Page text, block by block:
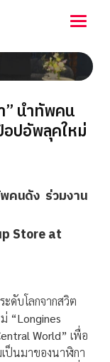
” นำทัพคน
ปอัพลุคใหม่
คนดัง ร่วมงาน
Store at
ดับโลกจากสวิต
“Longines
World” เพื่อ
เป็นมาของนาฬิกา